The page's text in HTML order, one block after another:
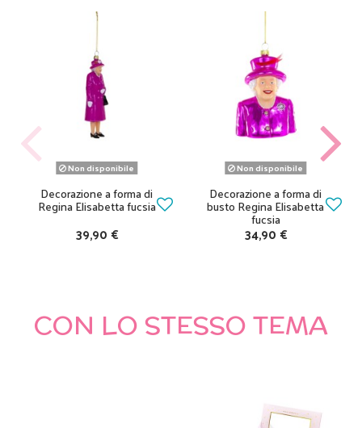
Non disponibile
Decorazione a forma di
Regina Elisabetta fucsia
39,90 €
Non disponibile
Decorazione a forma di
busto Regina Elisabetta
fucsia
34,90 €
CON LO STESSO TEMA